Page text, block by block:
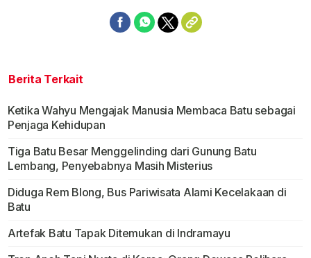
Berita Terkait
Ketika Wahyu Mengajak Manusia Membaca Batu sebagai
Penjaga Kehidupan
Tiga Batu Besar Menggelinding dari Gunung Batu
Lembang, Penyebabnya Masih Misterius
Diduga Rem Blong, Bus Pariwisata Alami Kecelakaan di
Batu
Artefak Batu Tapak Ditemukan di Indramayu